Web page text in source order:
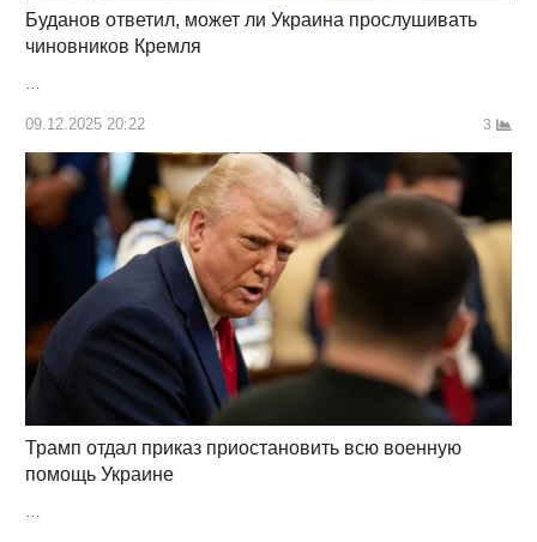
Буданов ответил, может ли Украина прослушивать
чиновников Кремля
…
09.12.2025 20:22 3
Трамп отдал приказ приостановить всю военную
помощь Украине
…